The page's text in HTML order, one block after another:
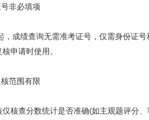
非必填项
绩查询无需准考证号，仅需身份证号
申请时使用。
范围有限
查分数统计是否准确(如主观题评分、